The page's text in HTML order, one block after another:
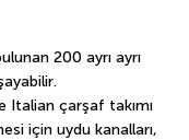
200 ayrı ayrı
Italian çarşaf takımı
için uydu kanalları,